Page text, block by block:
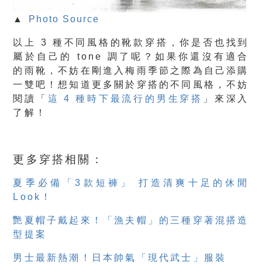
▲ Photo Source
以上 3 種不同風格的靴款穿搭，你是否也找到
屬於自己的 tone 調了呢？如果你還沒有適合
的雨靴，不妨在剛進入梅雨季節之際為自己添購
一雙吧！想知道更多關於穿搭的不同風格，不妨
閱讀「 這 4 種時下最流行的男生穿搭
」來深入
了解！
更多穿搭相關：
夏季必備「3款短褲」 打造清爽十足的休閒
Look！
艷夏帽子戴起來！「漁夫帽」的三種穿著混搭造
型提案
男士最新熱潮！日本帥氣「現代武士」服裝